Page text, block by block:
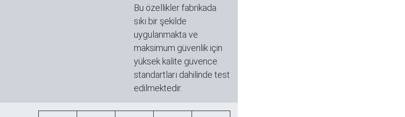
Bu özellikler fabrikada
sıkı bir şekilde
uygulanmakta ve
maksimum güvenlik için
yüksek kalite güvence
standartları dahilinde test
edilmektedir.